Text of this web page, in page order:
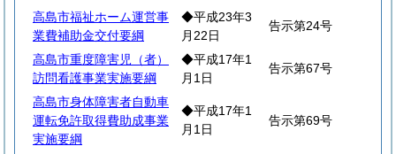
高島市福祉ホーム運営事
業費補助金交付要綱
◆平成23年3
月22日
告示第24号
高島市重度障害児（者）
訪問看護事業実施要綱
◆平成17年1
月1日
告示第67号
高島市身体障害者自動車
運転免許取得費助成事業
実施要綱
◆平成17年1
月1日
告示第69号